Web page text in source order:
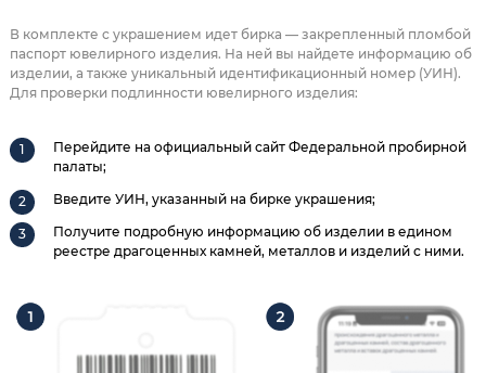
В комплекте с украшением идет бирка — закрепленный пломбой
паспорт ювелирного изделия. На ней вы найдете информацию об
изделии, а также уникальный идентификационный номер (УИН).
Для проверки подлинности ювелирного изделия:
Перейдите на официальный сайт Федеральной пробирной
палаты;
Введите УИН, указанный на бирке украшения;
Получите подробную информацию об изделии в едином
реестре драгоценных камней, металлов и изделий с ними.